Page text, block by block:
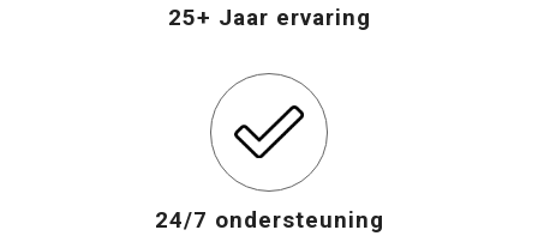
25+ Jaar ervaring
24/7 ondersteuning